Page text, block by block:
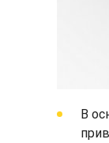
В